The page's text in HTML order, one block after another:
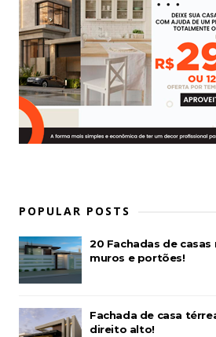
POPULAR POSTS
20 Fachadas de
muros e portões!
Fachada de casa
direito alto!